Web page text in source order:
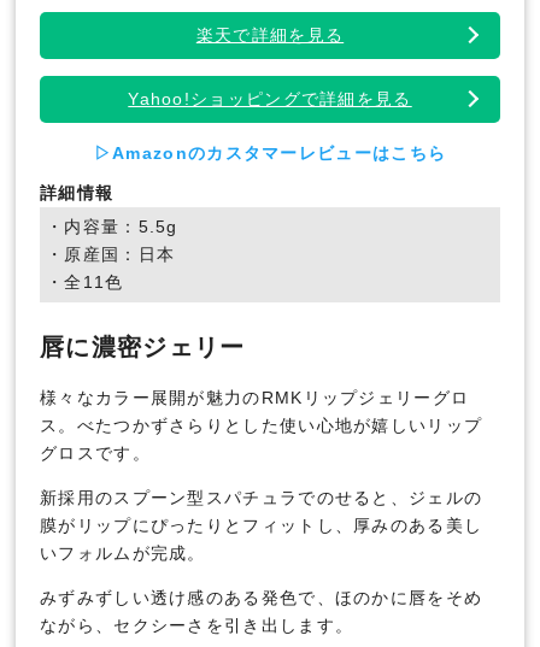
楽天で詳細を見る
Yahoo!ショッピングで詳細を見る
▷Amazonのカスタマーレビューはこちら
詳細情報
・内容量：5.5g
・原産国：日本
・全11色
唇に濃密ジェリー
様々なカラー展開が魅力のRMKリップジェリーグロ
ス。べたつかずさらりとした使い心地が嬉しいリップ
グロスです。
新採用のスプーン型スパチュラでのせると、ジェルの
膜がリップにぴったりとフィットし、厚みのある美し
いフォルムが完成。
みずみずしい透け感のある発色で、ほのかに唇をそめ
ながら、セクシーさを引き出します。